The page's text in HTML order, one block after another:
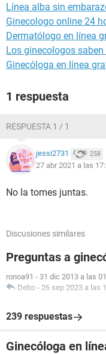
Línea alba sin
Ginecologo online 24
Dermatólogo en línea
Los ginecologos
Ginecóloga en línea
1 respuesta
RESPUESTA 1 / 1
jessi2731 258
27 abr 2021 a las
No la tomes juntas.
Discusiones similares
Preguntas a
ronoa91 - 31 dic 2013 a las
Debo - 26 sep 2023 a las
239 respuestas
Ginecóloga en